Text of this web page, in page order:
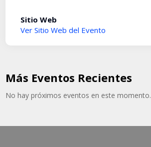
Sitio Web
Ver Sitio Web del Evento
Más Eventos Recientes
No hay próximos eventos en este momento.